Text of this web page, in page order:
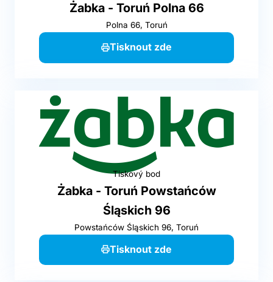
Żabka - Toruń Polna 66
Polna 66, Toruń
Tisknout zde
Tiskový bod
Żabka - Toruń Powstańców
Śląskich 96
Powstańców Śląskich 96, Toruń
Tisknout zde